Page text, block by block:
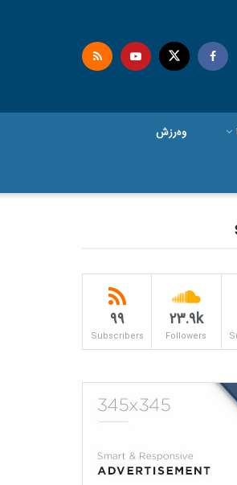
وەرزش
23.9k
Followers
99
Subscribers